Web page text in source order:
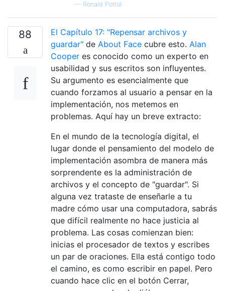
— Ronald Pottol
88
El Capítulo 17: "Repensar archivos y
guardar" de About Face cubre esto. Alan
Cooper es conocido como un experto en
usabilidad y sus escritos son influyentes.
Su argumento es esencialmente que
cuando forzamos al usuario a pensar en la
implementación, nos metemos en
problemas. Aquí hay un breve extracto:
En el mundo de la tecnología digital, el
lugar donde el pensamiento del modelo de
implementación asombra de manera más
sorprendente es la administración de
archivos y el concepto de "guardar". Si
alguna vez trataste de enseñarle a tu
madre cómo usar una computadora, sabrás
que difícil realmente no hace justicia al
problema. Las cosas comienzan bien:
inicias el procesador de textos y escribes
un par de oraciones. Ella está contigo todo
el camino, es como escribir en papel. Pero
cuando hace clic en el botón Cerrar,